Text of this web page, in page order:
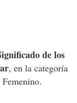
de los
, en la categoría